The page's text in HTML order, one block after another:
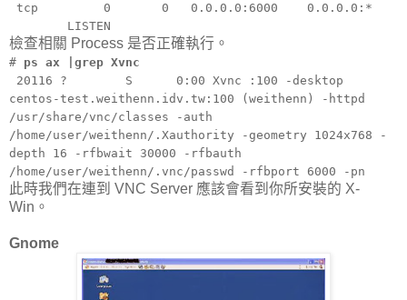
tcp 0 0 0.0.0.0:6000 0.0.0.0:*
LISTEN
檢查相關 Process 是否正確執行。
# ps ax |grep Xvnc
20116 ? S 0:00 Xvnc :100 -desktop
centos-test.weithenn.idv.tw:100 (weithenn) -httpd
/usr/share/vnc/classes -auth
/home/user/weithenn/.Xauthority -geometry 1024x768 -
depth 16 -rfbwait 30000 -rfbauth
/home/user/weithenn/.vnc/passwd -rfbport 6000 -pn
此時我們在連到 VNC Server 應該會看到你所安裝的 X-
Win。
Gnome